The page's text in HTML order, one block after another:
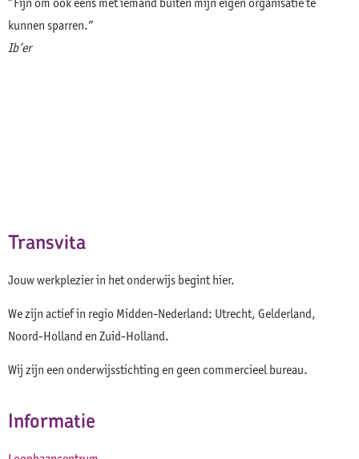
kunnen sparren.”
Ib’er
Transvita
Jouw werkplezier in het onderwijs begint hier.
We zijn actief in regio Midden-Nederland: Utrecht, Gelderland,
Noord-Holland en Zuid-Holland.
Wij zijn een onderwijsstichting en geen commercieel bureau.
Informatie